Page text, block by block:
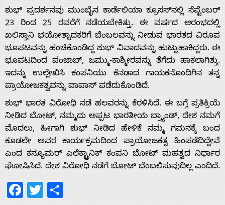
Home
About
Us
Advertise
With
ಶುಭ್ ಪ್ರದರ್ಶನವು ಮುಂಬೈನ ಕಾರ್ಡೆಲಿಯಾ ಕ್ರೂಸಸ್‌ನಲ್ಲಿ ಸೆಪ್ಟೆಂಬರ್
23 ರಿಂದ 25 ರವರೆಗೆ ನಡೆಯಬೇಕಿತ್ತು.‌ ಈ ವರ್ಷದ ಆರಂಭದಲ್ಲಿ
ಖಲಿಸ್ತಾನಿ ಭಯೋತ್ಪಾದಕರಿಗೆ ಬೆಂಬಲವನ್ನು ನೀಡುವ ಭಾರತದ ವಿರೂಪ
ಭೂಪಟವನ್ನು ಹಂಚಿಕೊಂಡಿದ್ದ ಶುಭ್ ವಿವಾದವನ್ನು ಹುಟ್ಟುಹಾಕಿದ್ದರು. ಈ
ಭೂಪಟದಿಂದ ಪಂಜಾಬ್‌, ಜಮ್ಮು-ಕಾಶ್ಮೀರವನ್ನು ತೆಗೆದು ಹಾಕಲಾಗಿತ್ತು.
ಇದನ್ನು ಉಲ್ಲೇಖಿಸಿ ಕಂಪನಿಯು ಕೆನಡಾದ ಗಾಯಕನೊಂದಿಗಿನ ತನ್ನ
ಪ್ರಾಯೋಜಕತ್ವವನ್ನು ವಾಪಾಸ್ ಪಡೆದುಕೊಂಡಿದೆ.‌
ಶುಭ್ ಭಾರತ ವಿರೋಧಿ ನಡೆ ಹಲವರನ್ನು ಕೆರಳಿಸಿದೆ. ಈ ಬಗ್ಗೆ ಪ್ರತಿಕ್ರಿಯೆ
ನೀಡಿದ ಬೋಟ್‌, ನಮ್ಮದು ಅಪ್ಪಟ ಭಾರತೀಯ ಬ್ರ್ಯಾಂಡ್‌, ದೇಶ ನಮಗೆ
ಮೊದಲು, ಹೀಗಾಗಿ ಶುಭ್‌ ನೀಡಿದ ಹೇಳಿಕೆ ನಮ್ಮ ಗಮನಕ್ಕೆ ಬಂದ
ಕೂಡಲೇ ಅವರ ಕಾರ್ಯಕ್ರಮದಿಂದ ಪ್ರಾಯೋಜಕತ್ವ ಹಿಂಪಡೆದಿದ್ದೇವೆ
ಎಂದ ಕನ್ಯೂಮರ್ ಎಲೆಕ್ಟ್ರಾನಿಕ್ ಕಂಪನಿ ಬೋಟ್ ಮಹತ್ವದ ನಿರ್ಧಾರ
ಘೋಷಿಸಿದೆ. ದೇಶ ವಿರೋಧಿ ನಡೆಗೆ ಬೋಟ್ ಬೆಂಬಲಿಸುವುದಿಲ್ಲ ಎಂದಿದೆ.
Facebook
Twitter